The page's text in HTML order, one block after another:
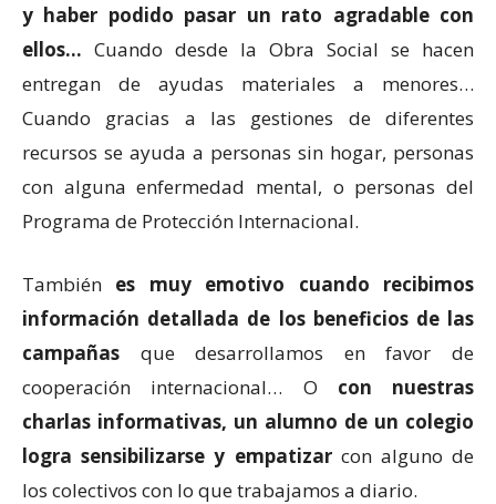
y haber podido pasar un rato agradable con
ellos… Cuando desde la Obra Social se hacen
entregan de ayudas materiales a menores…
Cuando gracias a las gestiones de diferentes
recursos se ayuda a personas sin hogar, personas
con alguna enfermedad mental, o personas del
Programa de Protección Internacional.
También es muy emotivo cuando recibimos
información detallada de los beneficios de las
campañas que desarrollamos en favor de
cooperación internacional… O con nuestras
charlas informativas, un alumno de un colegio
logra sensibilizarse y empatizarcon alguno de
los colectivos con lo que trabajamos a diario.